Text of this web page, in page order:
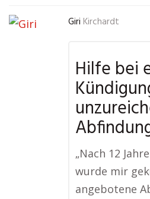
Giri Kirchardt
Hilfe bei
„Nach 12
wurde mir
angebotene